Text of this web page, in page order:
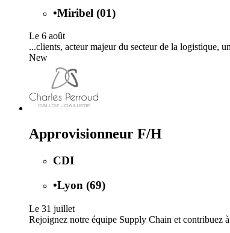
•Miribel (01)
Le 6 août
...clients, acteur majeur du secteur de la logistique, un
New
Approvisionneur F/H
CDI
•Lyon (69)
Le 31 juillet
Rejoignez notre équipe Supply Chain et contribuez